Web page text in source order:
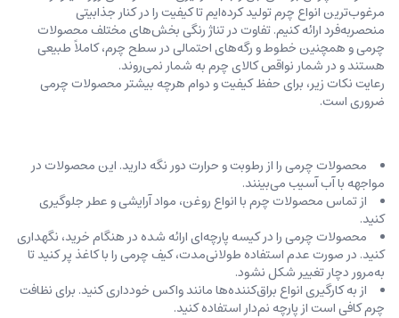
مرغوب‌ترین انواع چرم تولید کرده‌ایم تا کیفیت را در کنار جذابیتی
منحصربه‌فرد ارائه کنیم. تفاوت در تناژ رنگی بخش‌های مختلف محصولات
چرمی و همچنین خطوط و رگه‌‌های احتمالی در سطح چرم، کاملاً طبیعی
هستند و در شمار نواقص کالای چرم به شمار نمی‌روند.
رعایت نکات زیر، برای حفظ کیفیت و دوام هرچه بیشتر محصولات چرمی
ضروری است.
محصولات چرمی را از رطوبت و حرارت دور نگه دارید. این محصولات در
مواجهه با آب آسیب می‌بینند.
از تماس محصولات چرم با انواع روغن‌، مواد آرایشی و عطر جلوگیری
کنید.
محصولات چرمی را در کیسه‌ پارچه‌ای ارائه شده در هنگام خرید، ‌نگهداری
کنید. در صورت عدم استفاده طولانی‌مدت، کیف‌ چرمی را با کاغذ پر کنید تا
به‌مرور دچار تغییر شکل نشود.
از به کارگیری انواع براق‌کننده‌ها مانند واکس خودداری کنید. برای نظافت
چرم کافی است از پارچه‌ نم‌دار استفاده کنید.